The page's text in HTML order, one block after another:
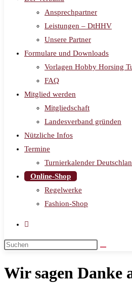
Ansprechpartner
Leistungen – DtHHV
Unsere Partner
Formulare und Downloads
Vorlagen Hobby Horsing
FAQ
Mitglied werden
Mitgliedschaft
Landesverband gründen
Nützliche Infos
Termine
Turnierkalender
Online-Shop
Regelwerke
Fashion-Shop
Wir sagen Danke